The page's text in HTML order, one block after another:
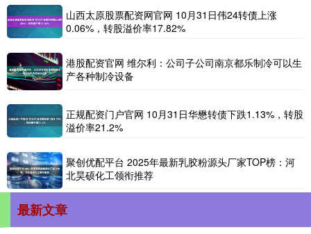
山西太原股票配资网官网 10月31日伟24转债上涨
0.06%，转股溢价率17.82%
港股配资官网 维尔利：公司子公司南京都乐制冷可以生
产各种制冷设备
正规配资门户官网 10月31日华懋转债下跌1.13%，转股
溢价率21.2%
聚创优配平台 2025年最新乳胶粉源头厂家TOP榜：河
北昊硕化工领衔推荐
最新文章